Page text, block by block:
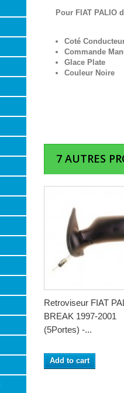
Pour FIAT PALIO
Coté
Commande
Glace Plate
Couleur Noire
7 AUTRES
Retroviseur FIAT
BREAK 1997-2001
(5Portes) -...
Add to cart